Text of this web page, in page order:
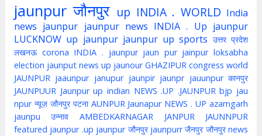
jaunpur जौनपुर up INDIA . WORLD India
news jaunpur jaunpur news INDIA . Up jaunpur
LUCKNOW up jaunpur jaunpur up sports उत्तर प्रदेश
लखनऊ corona INDIA . jaunpur jaun pur jainpur loksabha
election jaunput news up jaunour GHAZIPUR congress world
JAUNPUR jaaunpur janupur jaunpir jaunpr jauunpur कानपुर
JAUNPUUR Jaunpur up indian NEWS .UP .JAUNPUR bjp jau
npur न्यूज़ जौनपुर पटना AUNPUR Jaunapur NEWS . UP azamgarh
jaunpu
उन्नाव AMBEDKARNAGAR JANPUR
JAUNNPUR
featured jaunpur .up jaunpur जौनपुर jaunpurr जैनपुर जौनपुर news